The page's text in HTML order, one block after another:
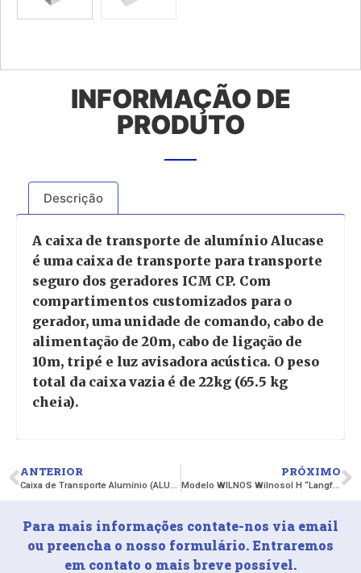
INFORMAÇÃO DE
PRODUTO
Descrição
A caixa de transporte de alumínio Alucase
é uma caixa de transporte para transporte
seguro dos geradores ICM CP. Com
compartimentos customizados para o
gerador, uma unidade de comando, cabo de
alimentação de 20m, cabo de ligação de
10m, tripé e luz avisadora acústica. O peso
total da caixa vazia é de 22kg (65.5 kg
cheia).
ANTERIOR
Caixa de Transporte Alumínio (ALUCASE – SITEX CPSERIES)
PRÓXIMO
Modelo WILNOS Wilnosol H “Langfeld”, ref. 20 08 02
Para mais informações contate-nos via email
ou preencha o nosso formulário. Entraremos
em contato o mais breve possível.